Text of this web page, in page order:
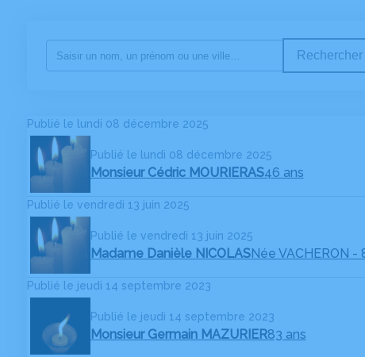
Publié le lundi 08 décembre 2025
Publié le lundi 08 décembre 2025
Monsieur Cédric MOURIERAS46 ans
Publié le vendredi 13 juin 2025
Publié le vendredi 13 juin 2025
Madame Danièle NICOLASNée VACHERON -
Publié le jeudi 14 septembre 2023
Publié le jeudi 14 septembre 2023
Monsieur Germain MAZURIER83 ans